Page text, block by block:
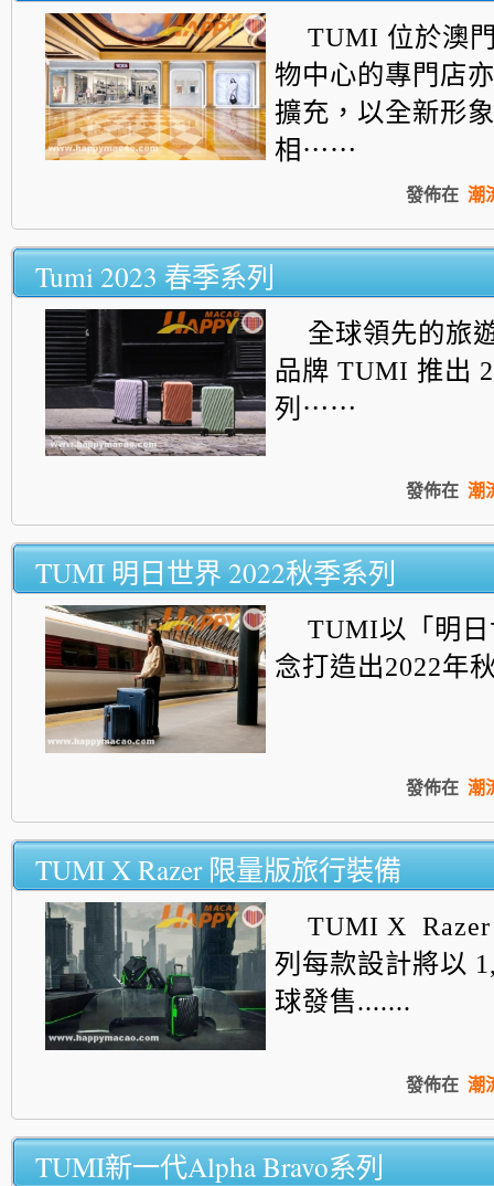
TUMI 位於澳
物中心的專門店
擴充， 以全新形
相⋯⋯
發佈在 潮
Tumi 2023 春季系列
全球領先的旅
品牌 TUMI 推出
列⋯⋯
發佈在 潮
TUMI 明日世界 2022秋季系列
TUMI以「明
念打造出2022
發佈在 潮
TUMI X Razer 限量版旅行裝備
TUMI X
列每款設計將以
球發售.......
發佈在 潮
TUMI新一代Alpha Bravo系列